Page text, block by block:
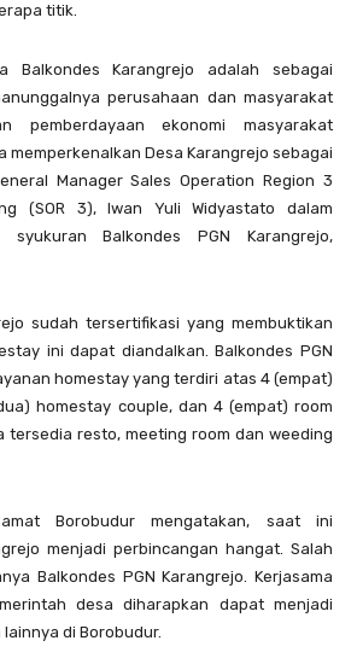
titik.
Balkondes Karangrejo adalah sebagai
perusahaan dan masyarakat
pemberdayaan ekonomi masyarakat
memperkenalkan Desa Karangrejo sebagai
Manager Sales Operation Region 3
(SOR 3), Iwan Yuli Widyastato dalam
syukuran Balkondes PGN Karangrejo,
sudah tersertifikasi yang membuktikan
ini dapat diandalkan. Balkondes PGN
homestay yang terdiri atas 4 (empat)
homestay couple, dan 4 (empat) room
tersedia resto, meeting room dan weeding
Borobudur mengatakan, saat ini
menjadi perbincangan hangat. Salah
Balkondes PGN Karangrejo. Kerjasama
desa diharapkan dapat menjadi
di Borobudur.